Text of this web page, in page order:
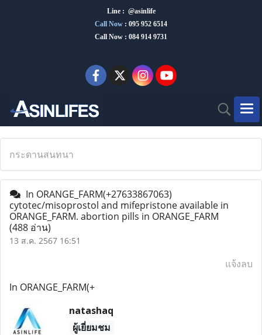
Line : @asinlife
Call Now : 095 952 6514
Call Now : 084 914 9731
กระดานสนทนา
In ORANGE_FARM(+27633867063)
cytotec/misoprostol and mifepristone available in
ORANGE_FARM. abortion pills in ORANGE_FARM
(488 อ่าน)
13 ส.ค. 2567 16:51
แจ้งลบ
In ORANGE_FARM(+
natashaq
ผู้เยี่ยมชม